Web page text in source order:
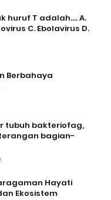
huruf T adalah.... A.
C. Ebolavirus D.
Berbahaya
tubuh bakteriofag,
bagian-
Hayati
Ekosistem